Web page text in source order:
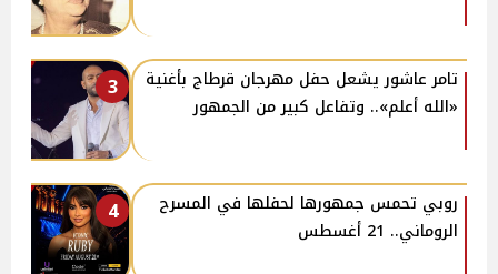
3
تامر عاشور يشعل حفل مهرجان قرطاج بأغنية
«الله أعلم».. وتفاعل كبير من الجمهور
4
روبي تحمس جمهورها لحفلها في المسرح
الروماني.. 21 أغسطس